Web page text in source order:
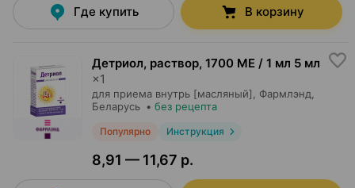
Где купить В корзину
Детриол, раствор, 1700 МЕ / 1 мл 5 мл
×1
для приема внутрь [масляный], Фармлэнд
Беларусь • без рецепта
Популярно Инструкция
8,91 — 11,67 р.